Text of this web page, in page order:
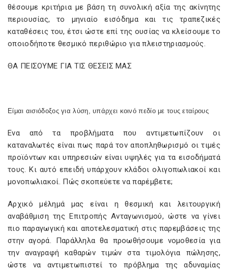
θέσουμε κριτήρια με βάση τη συνολική αξία της ακίνητης
περιουσίας, το μηνιαίο εισόδημα και τις τραπεζικές
καταθέσεις του, έτσι ώστε επί της ουσίας να κλείσουμε το
οποιοδήποτε θεσμικό περιθώριο για πλειστηριασμούς.
ΘΑ ΠΕΙΣΟΥΜΕ ΓΙΑ ΤΙΣ ΘΕΣΕΙΣ ΜΑΣ
Είμαι αισιόδοξος για λύση, υπάρχει κοινό πεδίο με τους εταίρους
Ενα από τα προβλήματα που αντιμετωπίζουν οι
καταναλωτές είναι πως παρά τον αποπληθωρισμό οι τιμές
προϊόντων και υπηρεσιών είναι υψηλές για τα εισοδήματά
τους. Κι αυτό επειδή υπάρχουν κλάδοι ολιγοπωλιακοί και
μονοπωλιακοί. Πώς σκοπεύετε να παρέμβετε;
Αρχικό μέλημά μας είναι η θεσμική και λειτουργική
αναβάθμιση της Επιτροπής Ανταγωνισμού, ώστε να γίνει
πιο παραγωγική και αποτελεσματική στις παρεμβάσεις της
στην αγορά. Παράλληλα θα προωθήσουμε νομοθεσία για
την αναγραφή καθαρών τιμών στα τιμολόγια πώλησης,
ώστε να αντιμετωπιστεί το πρόβλημα της αδυναμίας